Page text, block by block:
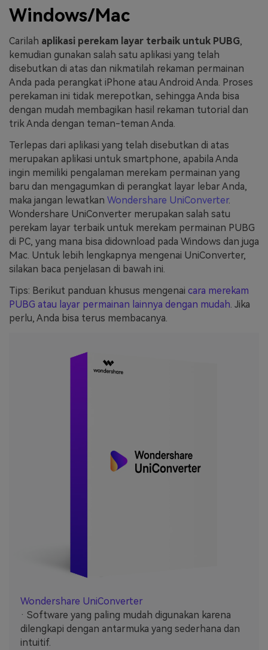
Windows/Mac
Carilah aplikasi perekam layar terbaik untuk PUBG,
kemudian gunakan salah satu aplikasi yang telah
disebutkan di atas dan nikmatilah rekaman permainan
Anda pada perangkat iPhone atau Android Anda. Proses
perekaman ini tidak merepotkan, sehingga Anda bisa
dengan mudah membagikan hasil rekaman tutorial dan
trik Anda dengan teman-teman Anda.
Terlepas dari aplikasi yang telah disebutkan di atas
merupakan aplikasi untuk smartphone, apabila Anda
ingin memiliki pengalaman merekam permainan yang
baru dan mengagumkan di perangkat layar lebar Anda,
maka jangan lewatkan Wondershare UniConverter.
Wondershare UniConverter merupakan salah satu
perekam layar terbaik untuk merekam permainan PUBG
di PC, yang mana bisa didownload pada Windows dan juga
Mac. Untuk lebih lengkapnya mengenai UniConverter,
silakan baca penjelasan di bawah ini.
Tips: Berikut panduan khusus mengenai cara merekam
PUBG atau layar permainan lainnya dengan mudah . Jika
perlu, Anda bisa terus membacanya.
Wondershare UniConverter
· Software yang paling mudah digunakan karena
dilengkapi dengan antarmuka yang sederhana dan
intuitif.